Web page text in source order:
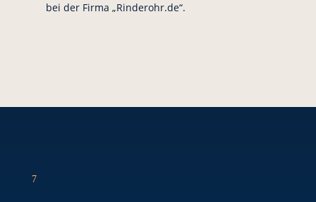
bei der Firma „Rinderohr.de“.
7